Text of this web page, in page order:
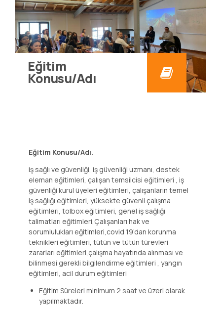
Eğitimlerimiz
Eğitim
Konusu/Adı
Eğitim Konusu/Adı.
iş sağlı ve güvenliği, iş güvenliği uzmanı, destek
eleman eğitimleri, çalışan temsilcisi eğitimleri , iş